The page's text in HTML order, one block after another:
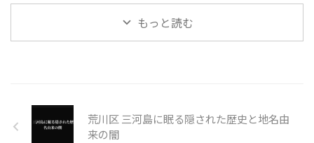
もっと読む
荒川区 三河島に眠る隠された歴史と地名由
来の闇